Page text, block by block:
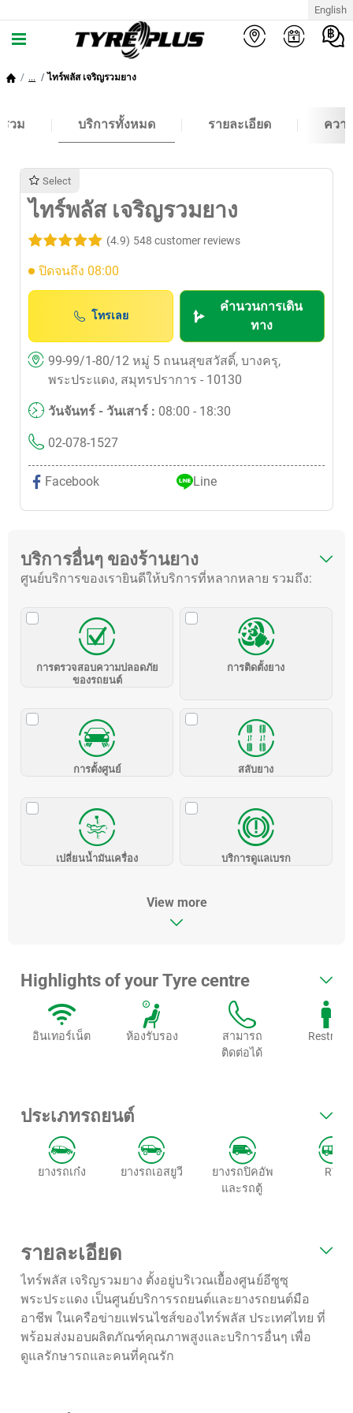
English
... ไทร์พลัส เจริญรวมยาง
วม บริการทั้งหมด รายละเอียด ควา
Select
ไทร์พลัส เจริญรวมยาง
(4.9) 548 customer reviews
ปิดจนถึง 08:00
โทรเลย
คำนวนการเดิน
ทาง
99-99/1-80/12 หมู่ 5 ถนนสุขสวัสดิ์, บางครุ,
พระประแดง, สมุทรปราการ - 10130
วันจันทร์ - วันเสาร์ : 08:00 - 18:30
02-078-1527
Facebook Line
บริการอื่นๆ ของร้านยาง
ศูนย์บริการของเรายินดีให้บริการที่หลากหลาย รวมถึง:
การตรวจสอบความปลอดภัย
ของรถยนต์
การติดตั้งยาง
การตั้งศูนย์ สลับยาง
เปลี่ยนน้ำมันเครื่อง บริการดูแลเบรก
View more
Highlights of your Tyre centre
อินเทอร์เน็ต ห้องรับรอง
สามารถ
ติดต่อได้
ประเภทรถยนต์
ยางรถเก๋ง ยางรถเอสยูวี
ยางรถปิคอัพ
และรถตู้
RV
รายละเอียด
ไทร์พลัส เจริญรวมยาง ตั้งอยู่บริเวณเยื้องศูนย์อีซูซุ
พระประแดง เป็นศูนย์บริการรถยนต์และยางรถยนต์มือ
อาชีพ ในเครือข่ายแฟรนไชส์ของไทร์พลัส ประเทศไทย ที่
พร้อมส่งมอบผลิตภัณฑ์คุณภาพสูงและบริการอื่นๆ เพื่อ
ดูแลรักษารถและคนที่คุณรัก